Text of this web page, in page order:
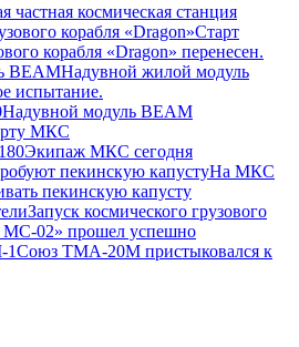
частная космическая станция
Старт
корабля «Dragon» перенесен.
Надувной жилой модуль
испытание.
Надувной модуль BEAM
МКС
Экипаж МКС сегодня
На МКС
пекинскую капусту
Запуск космического грузового
МС-02» прошел успешно
Союз ТМА-20М пристыковался к